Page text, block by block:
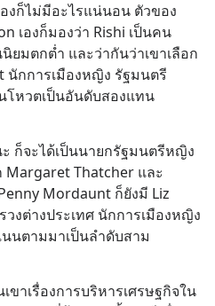
งก็ไม่มีอะไรแน่นอน ตัวของ
เองก็มองว่า Rishi เป็นคน
ยมตกต่ำ และว่ากันว่าเขาเลือก
กการเมืองหญิง รัฐมนตรี
หวตเป็นอันดับสองแทน
ก็จะได้เป็นนายกรัฐมนตรีหญิง
Thatcher และ
Mordaunt ก็ยังมี Liz
งต่างประเทศ นักการเมืองหญิง
นตามมาเป็นลำดับสาม
ขาเรื่องการบริหารเศรษฐกิจใน